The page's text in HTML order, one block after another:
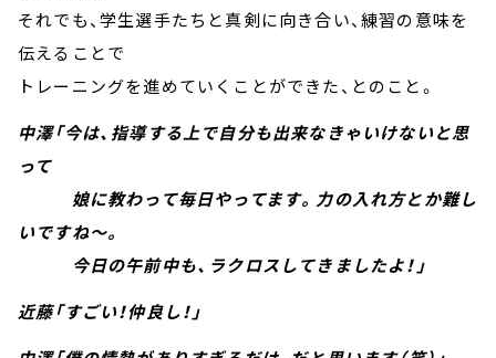
それでも、学生選手たちと真剣に向き合い、練習の意味を
伝えることで
トレーニングを進めていくことができた、とのこと。
中澤「今は、指導する上で自分も出来なきゃいけないと思
って
娘に教わって毎日やってます。力の入れ方とか難し
いですね～。
今日の午前中も、ラクロスしてきましたよ！」
近藤「すごい！仲良し！」